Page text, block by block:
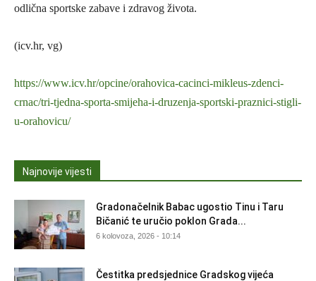
odlična sportske zabave i zdravog života.
(icv.hr, vg)
https://www.icv.hr/opcine/orahovica-cacinci-mikleus-zdenci-
crnac/tri-tjedna-sporta-smijeha-i-druzenja-sportski-praznici-stigli-
u-orahovicu/
Najnovije vijesti
Gradonačelnik Babac ugostio Tinu i Taru
Bičanić te uručio poklon Grada...
6 kolovoza, 2026 - 10:14
Čestitka predsjednice Gradskog vijeća